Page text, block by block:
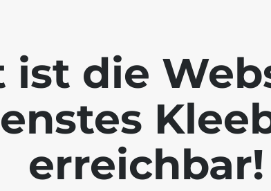
ist die
erreichbar!